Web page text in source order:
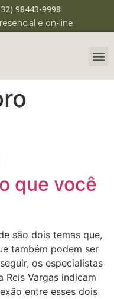
98443-9998
e on-line
que você
são dois temas que,
também podem ser
os especialistas
Reis Vargas indicam
entre esses dois